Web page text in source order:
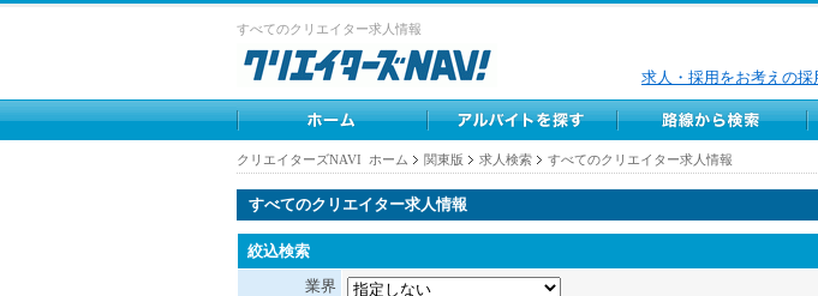
すべてのクリエイター求人情報
求人・採用をお考えの採
クリエイターズNAVI ホーム 関東版 求人検索 すべてのクリエイター求人情報
すべてのクリエイター求人情報
絞込検索
業界